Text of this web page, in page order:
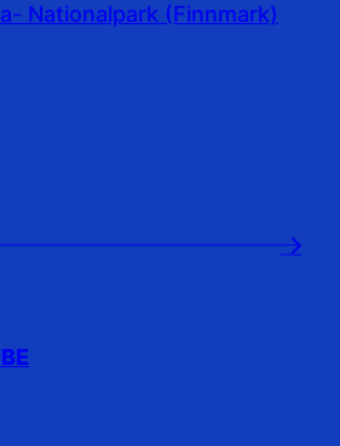
Nationalpark (Finnmark)
→